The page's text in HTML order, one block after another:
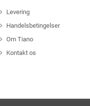
Levering
Handelsbetingelser
Om Tiano
Kontakt os